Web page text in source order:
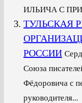
ИЛЬИЧА С
ТУЛЬСКАЯ
РОССИИ
Союза
Фёдоровича с
руководителя...